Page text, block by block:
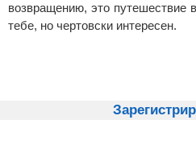
возвращению, это путешествие
тебе, но чертовски интересен.